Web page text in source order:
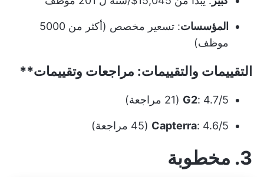
المؤسسات
: تسعير مخصص (أكثر من 5000
موظف)
التقييمات والتقييمات: مراجعات وتقييمات**
G2: 4.7/5 (21 مراجعة)
Capterra: 4.6/5 (45 مراجعة)
3. مخطوبة